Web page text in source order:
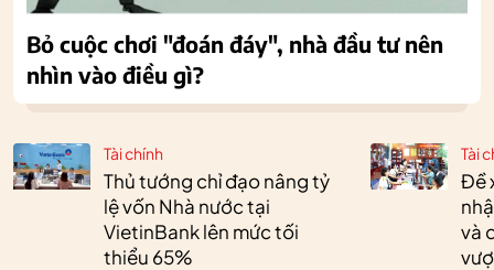
Tài chính
Thủ tướng chỉ đạo nâng tỷ
lệ vốn Nhà nước tại
VietinBank lên mức tối
thiểu 65%
Tài
Đề
và
Bỏ cuộc chơi "đoán đáy", nhà đầu tư nên
nhìn vào điều gì?